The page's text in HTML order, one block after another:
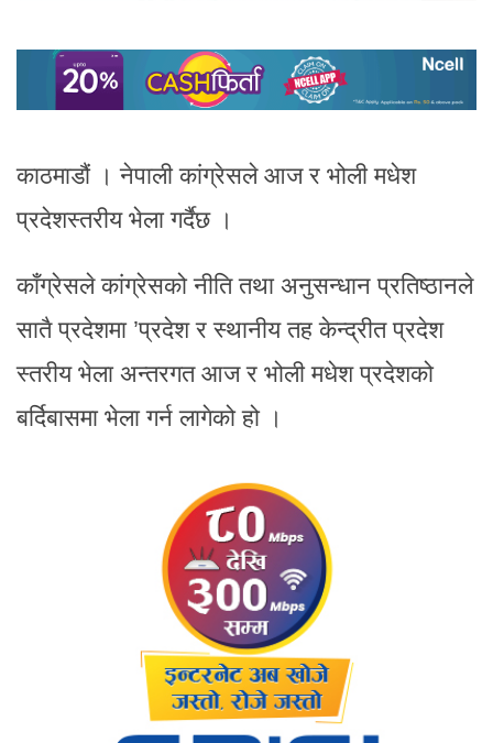
काठमाडौं । नेपाली कांग्रेसले आज र भोली मधेश
प्रदेशस्तरीय भेला गर्दैछ ।
काँग्रेसले कांग्रेसको नीति तथा अनुसन्धान प्रतिष्ठानले
सातै प्रदेशमा ’प्रदेश र स्थानीय तह केन्द्रीत प्रदेश
स्तरीय भेला अन्तरगत आज र भोली मधेश प्रदेशको
बर्दिबासमा भेला गर्न लागेको हो ।